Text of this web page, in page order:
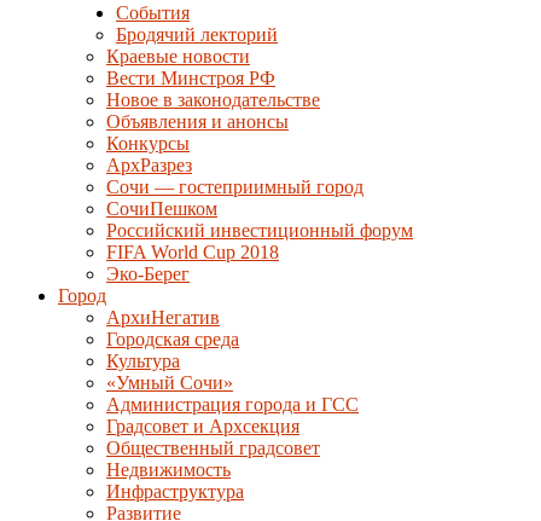
События
Бродячий лекторий
Краевые новости
Вести Минстроя РФ
Новое в законодательстве
Объявления и анонсы
Конкурсы
АрхРазрез
Сочи — гостеприимный город
СочиПешком
Российский инвестиционный форум
FIFA World Cup 2018
Эко-Берег
Город
АрхиНегатив
Городская среда
Культура
«Умный Сочи»
Администрация города и ГСС
Градсовет и Архсекция
Общественный градсовет
Недвижимость
Инфраструктура
Развитие